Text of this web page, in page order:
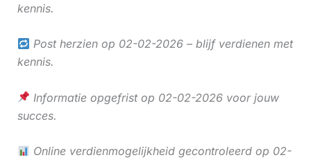
kennis.
Post herzien op 02-02-2026 – blijf verdienen met
kennis.
Informatie opgefrist op 02-02-2026 voor jouw
succes.
Online verdienmogelijkheid gecontroleerd op 02-